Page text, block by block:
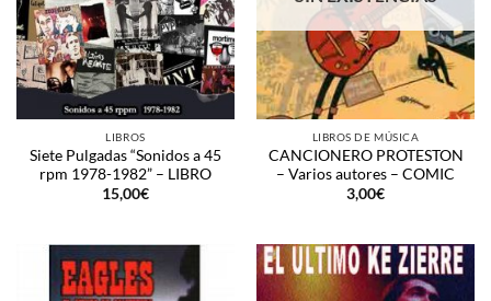
LIBROS
Siete Pulgadas “Sonidos a 45
rpm 1978-1982” – LIBRO
15,00€
LIBROS DE MÚSICA
CANCIONERO PROTESTON
– Varios autores – COMIC
3,00€